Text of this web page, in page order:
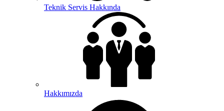
Teknik Servis Hakkında
Hakkımızda